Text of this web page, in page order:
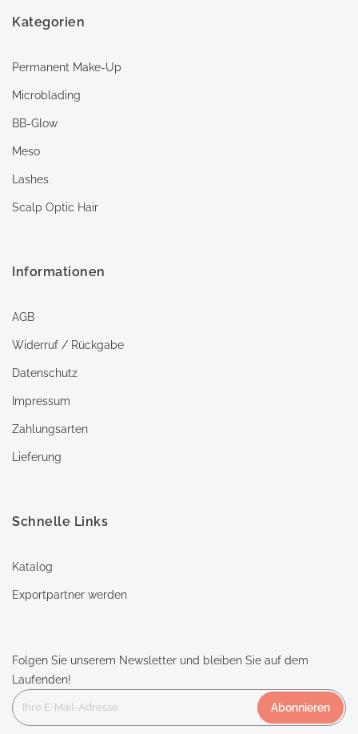
Kategorien
Permanent Make-Up
Microblading
BB-Glow
Meso
Lashes
Scalp Optic Hair
Informationen
AGB
Widerruf / Rückgabe
Datenschutz
Impressum
Zahlungsarten
Lieferung
Schnelle Links
Katalog
Exportpartner werden
Folgen Sie unserem Newsletter und bleiben Sie auf dem
Laufenden!
Abonnieren